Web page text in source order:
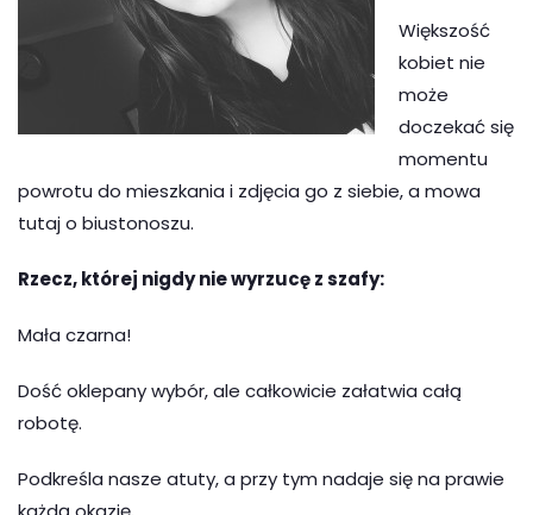
Większość
kobiet nie
może
doczekać się
momentu
powrotu do mieszkania i zdjęcia go z siebie, a mowa
tutaj o biustonoszu.
Rzecz, której nigdy nie wyrzucę z szafy:
Mała czarna!
Dość oklepany wybór, ale całkowicie załatwia całą
robotę.
Podkreśla nasze atuty, a przy tym nadaje się na prawie